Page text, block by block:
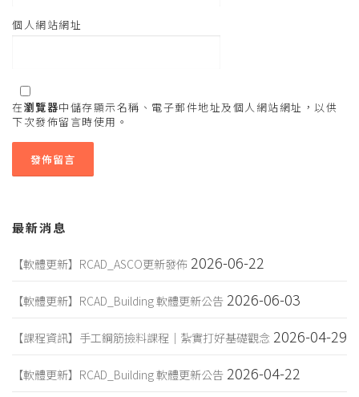
個人網站網址
在瀏覽器中儲存顯示名稱、電子郵件地址及個人網站網址，以供
下次發佈留言時使用。
最新消息
【軟體更新】RCAD_ASCO更新發佈 2026-06-22
【軟體更新】RCAD_Building 軟體更新公告 2026-06-03
【課程資訊】手工鋼筋撿料課程｜紮實打好基礎觀念 2026-04-29
【軟體更新】RCAD_Building 軟體更新公告 2026-04-22